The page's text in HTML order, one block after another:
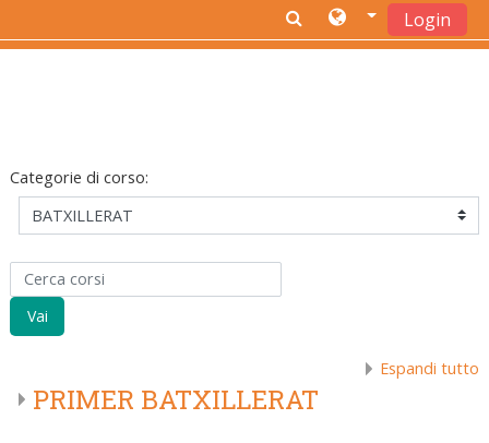
Login
Categorie di corso:
Cerca corsi
Vai
Espandi tutto
PRIMER BATXILLERAT